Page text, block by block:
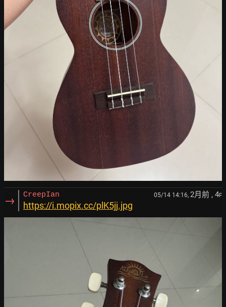
→ CreepIan 05/14 14:16, 2月前 , 4F
https://i.mopix.cc/plK5jj.jpg